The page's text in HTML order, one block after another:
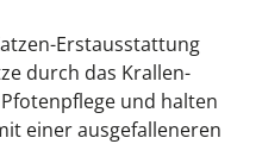
Erstausstattung
durch das Krallen-
und halten
einer ausgefalleneren